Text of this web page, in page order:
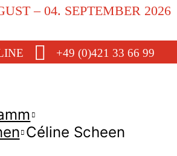
– 04. SEPTEMBER 2026
+49 (0)421 33 66 99
Céline Scheen